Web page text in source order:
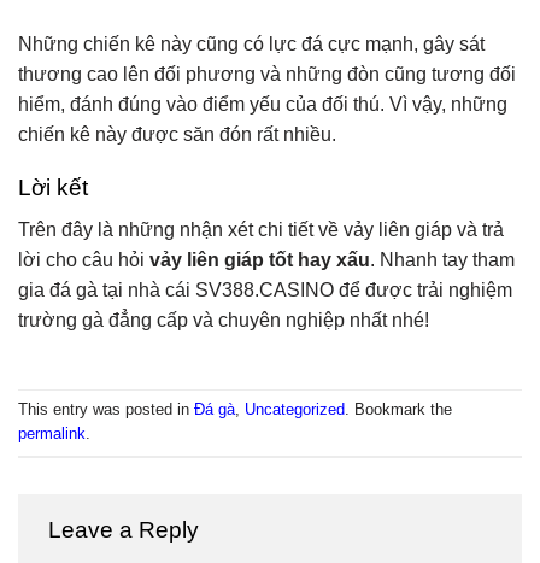
Những chiến kê này cũng có lực đá cực mạnh, gây sát
thương cao lên đối phương và những đòn cũng tương đối
hiểm, đánh đúng vào điểm yếu của đối thú. Vì vậy, những
chiến kê này được săn đón rất nhiều.
Lời kết
Trên đây là những nhận xét chi tiết về vảy liên giáp và trả
lời cho câu hỏi vảy liên giáp tốt hay xấu. Nhanh tay tham
gia đá gà tại nhà cái SV388.CASINO để được trải nghiệm
trường gà đẳng cấp và chuyên nghiệp nhất nhé!
This entry was posted in Đá gà, Uncategorized. Bookmark the
permalink.
Leave a Reply